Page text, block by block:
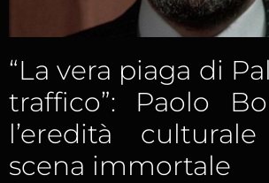
“La vera piaga di
traffico”: Paolo
l’eredità
scena immortale